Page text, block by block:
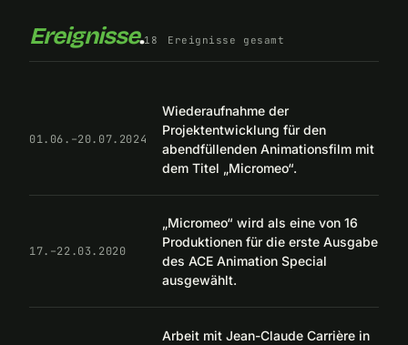
Ereignisse.18 Ereignisse gesamt
01.06.–20.07.2024
Wiederaufnahme der
Projektentwicklung für den
abendfüllenden Animationsfilm mit
dem Titel „Micromeo“.
17.–22.03.2020
„Micromeo“ wird als eine von 16
Produktionen für die erste Ausgabe
des ACE Animation Special
ausgewählt.
Arbeit mit Jean-Claude Carrière in